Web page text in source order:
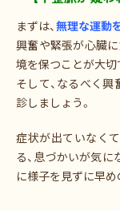
まずは、 無理な運動
興奮や緊張が心臓
境を保つことが大切
そして、なるべく
診しましょう。
症状が出ていなく
る、息づかいが気に
に様子を見ずに早め